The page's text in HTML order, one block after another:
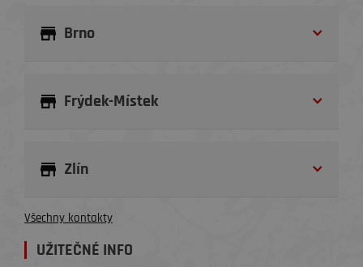
Brno
Frýdek-Místek
Zlín
Všechny kontakty
UŽITEČNÉ INFO